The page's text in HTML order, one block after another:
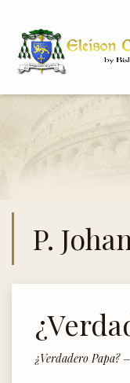
P.
¿Verdadero Papa?